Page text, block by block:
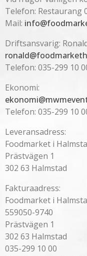
Telefon: Restaurang
Mail:
Driftsansvarig:
Telefon: 035-299 10
Ekonomi:
Telefon: 035-299 10
Leveransadress:
Foodmarket i
Prästvägen 1
302 63 Halmstad
Fakturaadress:
Foodmarket i
559050-9740
Prästvägen 1
302 63 Halmstad
035-299 10 00